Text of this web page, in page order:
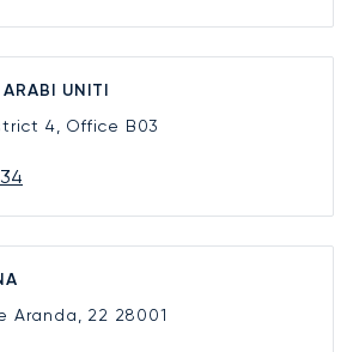
UNITI
4, Office B03
Aranda, 22 28001